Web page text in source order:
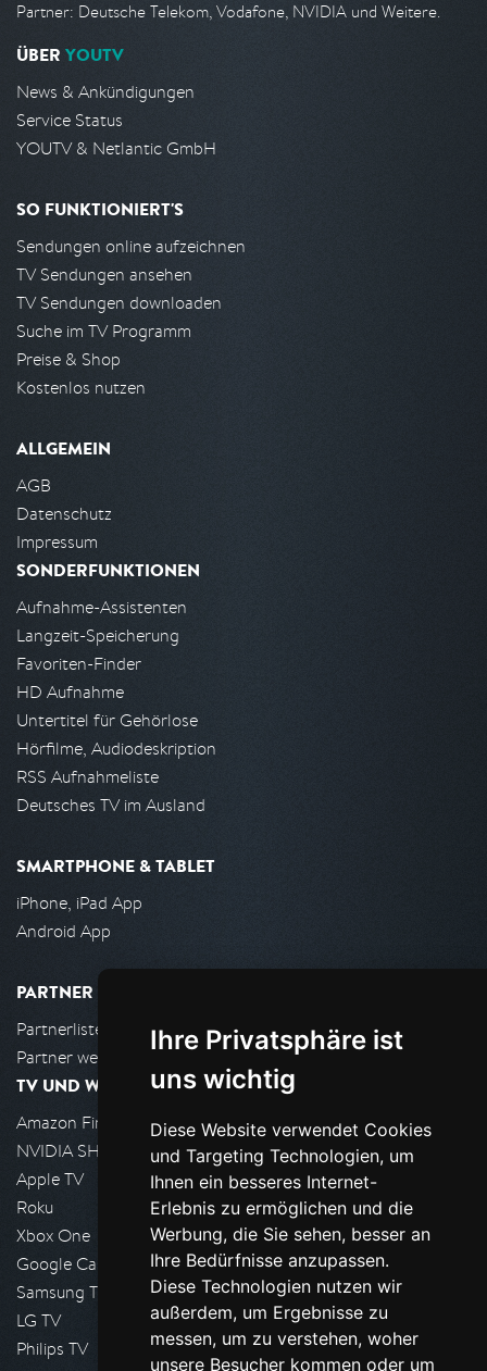
Ihre Privatsphäre ist
uns wichtig
Diese Website verwendet Cookies
und Targeting Technologien, um
Ihnen ein besseres Internet-
Erlebnis zu ermöglichen und die
Werbung, die Sie sehen, besser an
Ihre Bedürfnisse anzupassen.
Diese Technologien nutzen wir
außerdem, um Ergebnisse zu
messen, um zu verstehen, woher
unsere Besucher kommen oder um
Partner: Deutsche Telekom, Vodafone, NVIDIA und Weitere.
ÜBER YOUTV
News & Ankündigungen
Service Status
YOUTV & Netlantic GmbH
SO FUNKTIONIERT'S
Sendungen online aufzeichnen
TV Sendungen ansehen
TV Sendungen downloaden
Suche im TV Programm
Preise & Shop
Kostenlos nutzen
ALLGEMEIN
AGB
Datenschutz
Impressum
SONDERFUNKTIONEN
Aufnahme-Assistenten
Langzeit-Speicherung
Favoriten-Finder
HD Aufnahme
Untertitel für Gehörlose
Hörfilme, Audiodeskription
RSS Aufnahmeliste
Deutsches TV im Ausland
SMARTPHONE & TABLET
iPhone, iPad App
Android App
PARTNER
Partnerliste
Partner werden
TV UND WOHNZIMMER
Amazon FireTV
NVIDIA SHIELD, Google TV
Apple TV
Roku
Xbox One
Google Cast
Samsung TV
LG TV
Philips TV